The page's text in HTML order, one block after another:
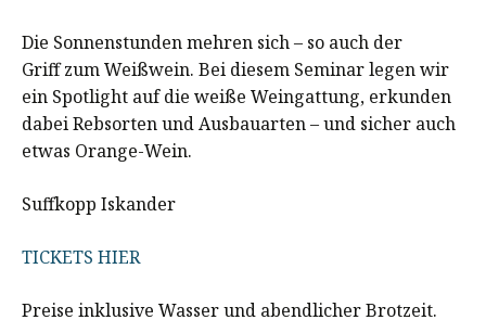
Die Sonnenstunden mehren sich – so auch der
Griff zum Weißwein. Bei diesem Seminar legen wir
ein Spotlight auf die weiße Weingattung, erkunden
dabei Rebsorten und Ausbauarten – und sicher auch
etwas Orange-Wein.
Suffkopp Iskander
TICKETS HIER
Preise inklusive Wasser und abendlicher Brotzeit.